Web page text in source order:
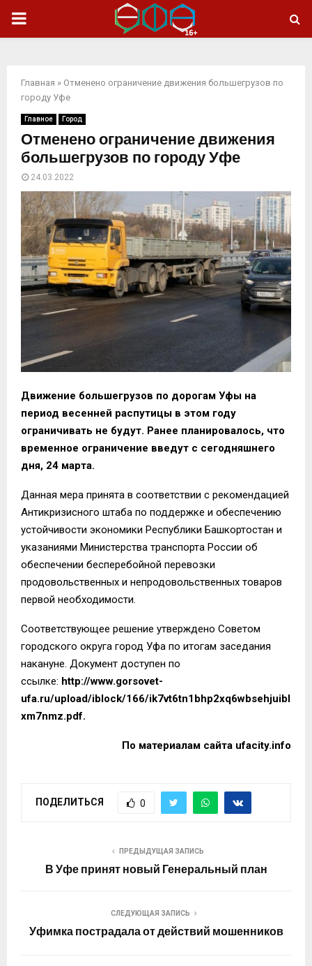
ОСНОВНОЕ
Главная » Отменено ограничение движения большегрузов по
городу Уфе
Главное Город
Отменено ограничение движения
большегрузов по городу Уфе
24.03.2022
Движение большегрузов по дорогам Уфы на
период весенней распутицы в этом году
ограничивать не будут. Ранее планировалось, что
временное ограничение введут с сегодняшнего
дня, 24 марта.
Данная мера принята в соответствии с рекомендацией
Антикризисного штаба по поддержке и обеспечению
устойчивости экономики Республики Башкортостан и
указаниями Министерства транспорта России об
обеспечении бесперебойной перевозки
продовольственных и непродовольственных товаров
первой необходимости.
Соответствующее решение утверждено Советом
городского округа город Уфа по итогам заседания
накануне. Документ доступен по
ссылке: http://www.gorsovet-
ufa.ru/upload/iblock/166/ik7vt6tn1bhp2xq6wbsehjuibl
xm7nmz.pdf.
По материалам сайта ufacity.info
ПОДЕЛИТЬСЯ 0
ПРЕДЫДУЩАЯ ЗАПИСЬ
В Уфе принят новый Генеральный план
СЛЕДУЮЩАЯ ЗАПИСЬ
Уфимка пострадала от действий мошенников